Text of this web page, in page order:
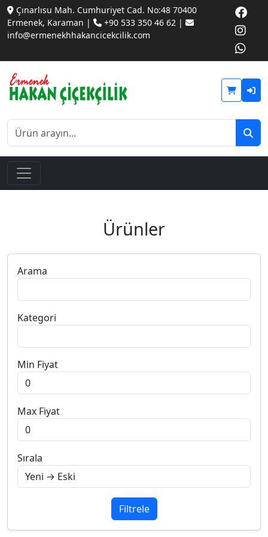
Çınarlısu Mah. Cumhuriyet Cad. No:48 70400
Ermenek, Karaman |
+90 533 350 46 62 |
info@ermenekhhakancicekcilik.com
Ürünler
Arama
Kategori
Min Fiyat
Max Fiyat
Sırala
Filtrele